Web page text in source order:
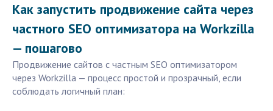
Как запустить продвижение сайта через
частного SEO оптимизатора на Workzilla
— пошагово
Продвижение сайтов с частным SEO оптимизатором
через Workzilla — процесс простой и прозрачный, если
соблюдать логичный план: